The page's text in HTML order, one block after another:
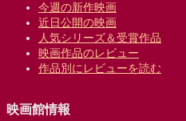
今週の新作映画
近日公開の映画
人気シリーズ＆受賞作品
映画作品のレビュー
作品別にレビューを読む
映画館情報